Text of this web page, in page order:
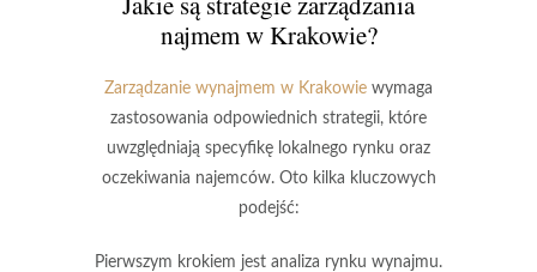
najmem w Krakowie?
Zarządzanie wynajmem w Krakowie wymaga
zastosowania odpowiednich strategii, które
uwzględniają specyfikę lokalnego rynku oraz
oczekiwania najemców. Oto kilka kluczowych
podejść:
Pierwszym krokiem jest analiza rynku wynajmu.